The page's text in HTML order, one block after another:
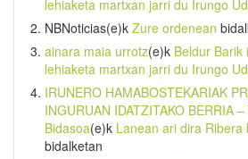
lehiaketa martxan jarri du Irungo
NBNoticias(e)k Zure ordenean
ainara maia urrotz(e)k Beldur Barik
lehiaketa martxan jarri du Irungo
IRUNERO HAMABOSTEKARIAK
INGURUAN IDATZITAKO BERRIA
Bidasoa(e)k Lanean ari dira Ribera
bidalketan